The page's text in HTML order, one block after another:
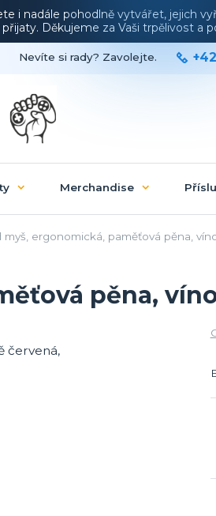
i nadále pohodlně vytvářet, jejich
Děkujeme za Vaši trpělivost a
Nevíte si rady? Zavolejte.
Merchandise
myš, ergonomická, paměťová pěna,
pěna,